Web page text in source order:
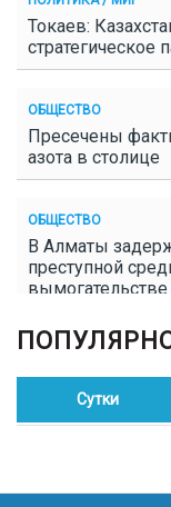
Токаев:
стратегическое
ОБЩЕСТВО
Пресечены
азота в столице
ОБЩЕСТВО
В Алматы
преступной
вымогательстве
ОБЩЕСТВО
Полицейские
конопли в Таразе
Казахстан
Сутки